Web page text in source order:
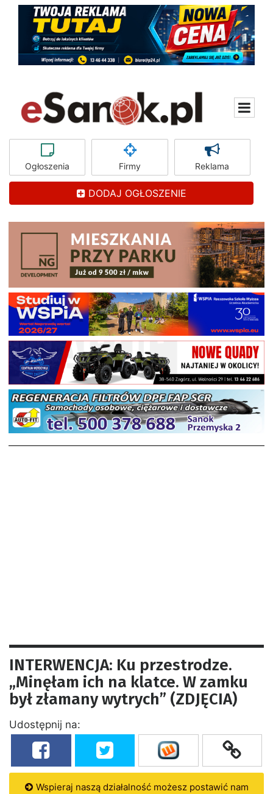
Ogłoszenia Firmy Reklama
DODAJ OGŁOSZENIE
INTERWENCJA: Ku przestrodze.
„Minęłam ich na klatce. W zamku
był złamany wytrych” (ZDJĘCIA)
Udostępnij na:
Wspieraj naszą działalność możesz postawić nam